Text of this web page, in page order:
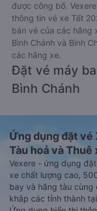
được công bố.
thông tin vé xe Tết
bán vé của các hãng
Bình Chánh và Bình
các hãng xe.
Đặt vé máy
Bình Chánh
Ứng dụng đặt vé
Tàu hoả và Thuê
Vexere - ứng dụng
xe chất lượng cao,
bay và hãng tàu cùng
khắp các tỉnh thành